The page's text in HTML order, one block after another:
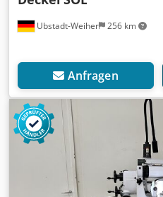
Ubstadt-Weiher 256 km
Anfragen